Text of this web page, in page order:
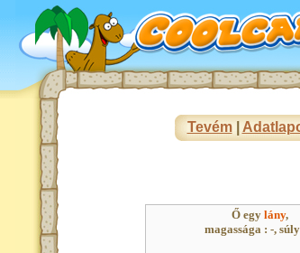
Tevém|
Ő egy lány,
magassága : -,